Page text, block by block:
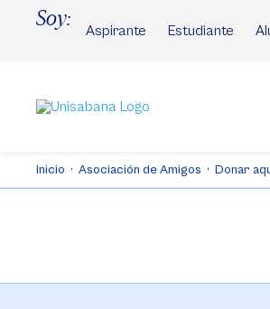
Soy:
Aspirante Estudiante
Inicio Asociación de Amigos Donar